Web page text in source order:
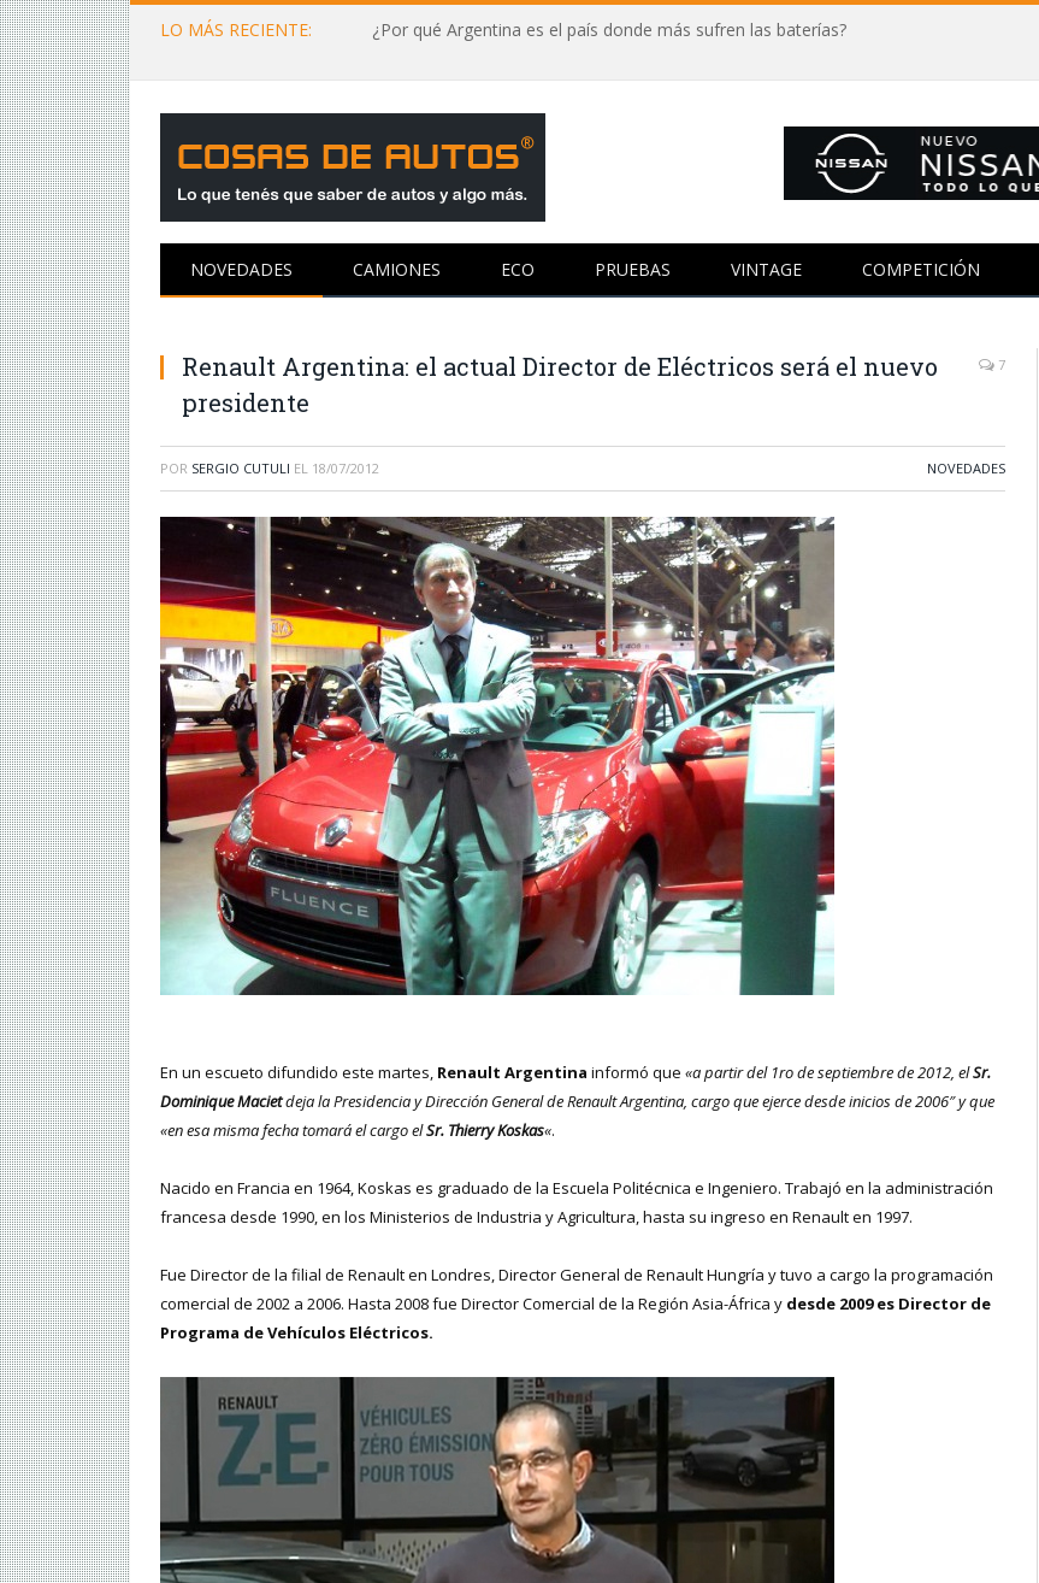
LO MÁS RECIENTE: ¿Por qué Argentina es el país donde más sufren las baterías?
NOVEDADES CAMIONES ECO PRUEBAS VINTAGE COMPETICIÓN
Renault Argentina: el actual Director de Eléctricos será el nuevo
presidente
7
POR SERGIO CUTULI EL 18/07/2012 NOVEDADES
En un escueto difundido este martes, Renault Argentina informó que «a partir del 1ro de septiembre de 2012, elSr.
Dominique Macietdeja la Presidencia y Dirección General de Renault Argentina, cargo que ejerce desde inicios de 2006″ y que
«en esa misma fecha tomará el cargo elSr. Thierry Koskas«.
Nacido en Francia en 1964, Koskas es graduado de la Escuela Politécnica e Ingeniero. Trabajó en la administración
francesa desde 1990, en los Ministerios de Industria y Agricultura, hasta su ingreso en Renault en 1997.
Fue Director de la filial de Renault en Londres, Director General de Renault Hungría y tuvo a cargo la programación
comercial de 2002 a 2006. Hasta 2008 fue Director Comercial de la Región Asia-África y desde 2009 es Director de
Programa de Vehículos Eléctricos.